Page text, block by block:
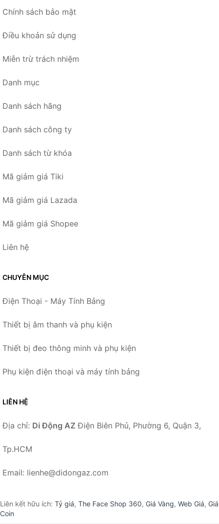
Chính sách bảo mật
Điều khoản sử dụng
Miễn trừ trách nhiệm
Danh mục
Danh sách hãng
Danh sách công ty
Danh sách từ khóa
Mã giảm giá Tiki
Mã giảm giá Lazada
Mã giảm giá Shopee
Liên hệ
CHUYÊN MỤC
Điện Thoại - Máy Tính Bảng
Thiết bị âm thanh và phụ kiện
Thiết bị đeo thông minh và phụ kiện
Phụ kiện điện thoại và máy tính bảng
LIÊN HỆ
Địa chỉ: Di Động AZ Điện Biên Phủ, Phường 6, Quận 3,
Tp.HCM
Email: lienhe@didongaz.com
Liên kết hữu ích: Tỷ giá, The Face Shop 360, Giá Vàng, Web Giá, Giá
Coin